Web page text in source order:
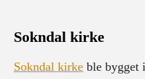
Sokndal kirke
Sokndal kirke ble bygget